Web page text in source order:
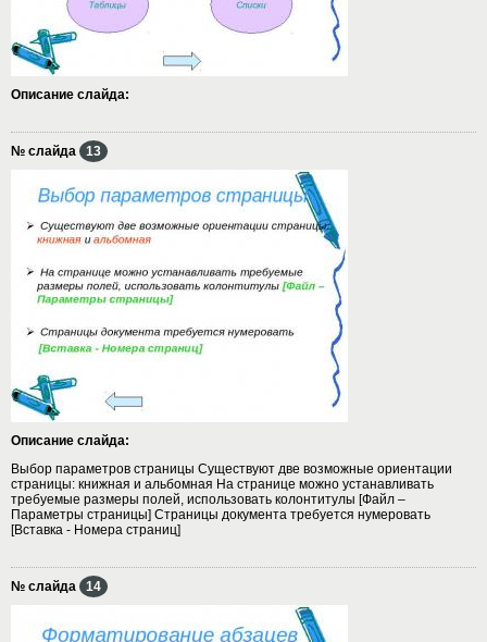
Описание слайда:
№ слайда 13
Описание слайда:
Выбор параметров страницы Существуют две возможные ориентации
страницы: книжная и альбомная На странице можно устанавливать
требуемые размеры полей, использовать колонтитулы [Файл –
Параметры страницы] Страницы документа требуется нумеровать
[Вставка - Номера страниц]
№ слайда 14